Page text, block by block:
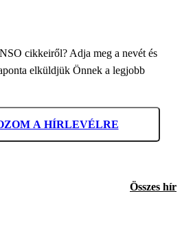
cikkeiről? Adja meg a nevét és
elküldjük Önnek a legjobb
A HÍRLEVÉLRE
Összes hír